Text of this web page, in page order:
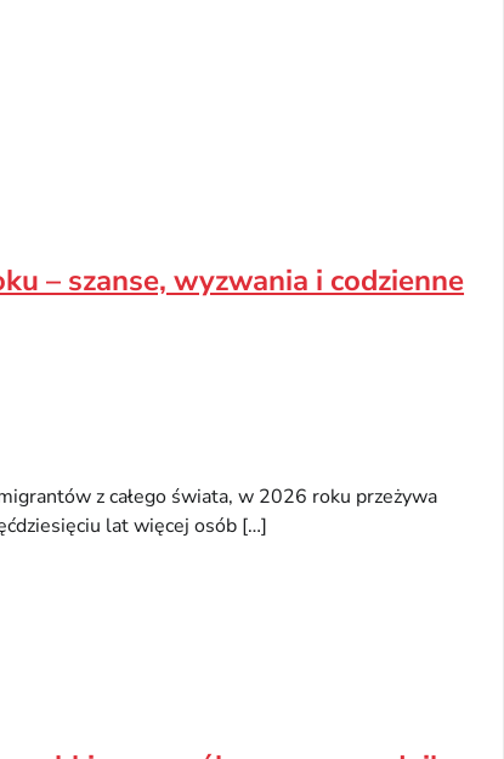
– szanse, wyzwania i codzienne
z całego świata, w 2026 roku przeżywa
lat więcej osób […]